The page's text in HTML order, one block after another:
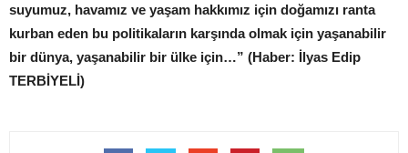
suyumuz, havamız ve yaşam hakkımız için doğamızı ranta
kurban eden bu politikaların karşında olmak için yaşanabilir
bir dünya, yaşanabilir bir ülke için…” (Haber: İlyas Edip
TERBİYELİ)